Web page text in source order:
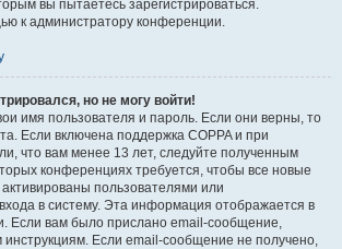
вы пытаетесь зарегистрироваться.
к администратору конференции.
но не могу войти!
имя пользователя и пароль. Если они верны, то
Если включена поддержка COPPA и при
что вам менее 13 лет, следуйте полученным
конференциях требуется, чтобы все новые
пользователями или
в систему. Эта информация отображается в
Если вам было прислано email-сообщение,
Если email-сообщение не получено,